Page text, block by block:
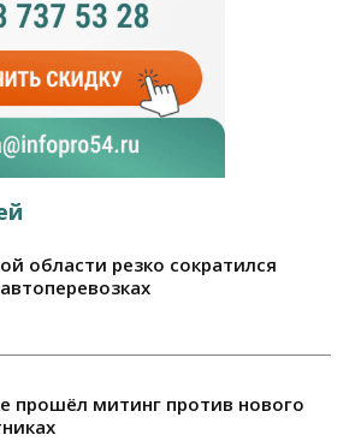
области резко сократился
прошёл митинг против нового